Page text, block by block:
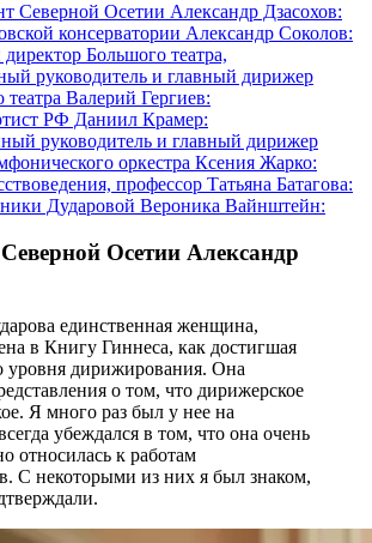
Северной Осетии Александр Дзасохов:
консерватории Александр Соколов:
Большого театра,
руководитель и главный дирижер
Валерий Гергиев:
РФ Даниил Крамер:
руководитель и главный дирижер
оркестра Ксения Жарко:
профессор Татьяна Батагова:
Дударовой Вероника Вайнштейн:
Осетии Александр
единственная женщина,
в Книгу Гиннеса, как достигшая
уровня дирижирования. Она
о том, что дирижерское
Я много раз был у нее на
убеждался в том, что она очень
относилась к работам
С некоторыми из них я был знаком,